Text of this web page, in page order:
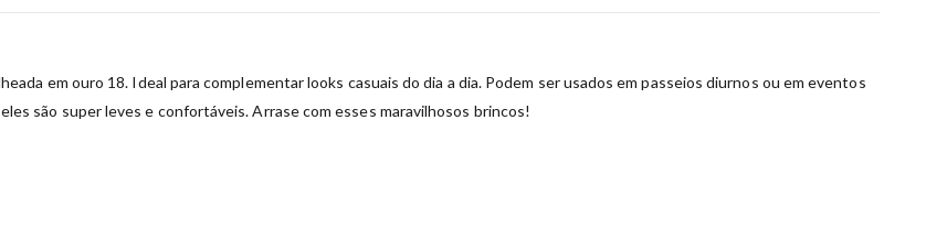
em ouro 18. Ideal para complementar looks casuais do dia a dia. Podem ser usados em passeios diurnos ou em eventos
são super leves e confortáveis. Arrase com esses maravilhosos brincos!